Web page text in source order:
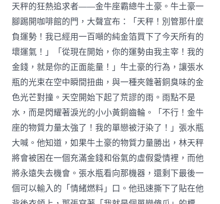
天秤的狂熱追求者——金牛座霸總牛土豪。牛土豪一
腳踢開咖啡館的門，大聲宣布：「天秤！別管那什麼
負運勢！我已經用一百噸的純金箔買下了今天所有的
壞運氣！」「從現在開始，你的運勢由我主宰！我的
金錢，就是你的正面能量！」牛土豪的行為，讓張水
瓶的光束在空中瞬間扭曲，與一種夾雜著銅臭味的金
色光芒對撞。天空開始下起了荒謬的雨。雨點不是
水，而是閃耀著淚光的小小黃銅齒輪。「不行！金牛
座的物質力量太強了！我的單戀被汙染了！」張水瓶
大喊。他知道，如果牛土豪的物質力量勝出，林天秤
將會被困在一個充滿金錢和俗氣的虛假愛情裡，而他
將永遠失去機會。張水瓶看向那機器，還剩下最後一
個可以輸入的「情緒燃料」口。他迅速撕下了貼在他